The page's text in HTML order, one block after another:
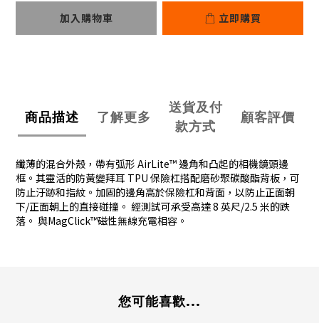
加入購物車 立即購買
商品描述 了解更多
送貨及付
款方式
顧客評價
纖薄的混合外殼，帶有弧形 AirLite™ 邊角和凸起的相機鏡頭邊
框。其靈活的防黃變拜耳 TPU 保險杠搭配磨砂聚碳酸酯背板，可
防止汙跡和指紋。加固的邊角高於保險杠和背面，以防止正面朝
下/正面朝上的直接碰撞。 經測試可承受高達 8 英尺/2.5 米的跌
落。 與MagClick™磁性無線充電相容。
您可能喜歡...